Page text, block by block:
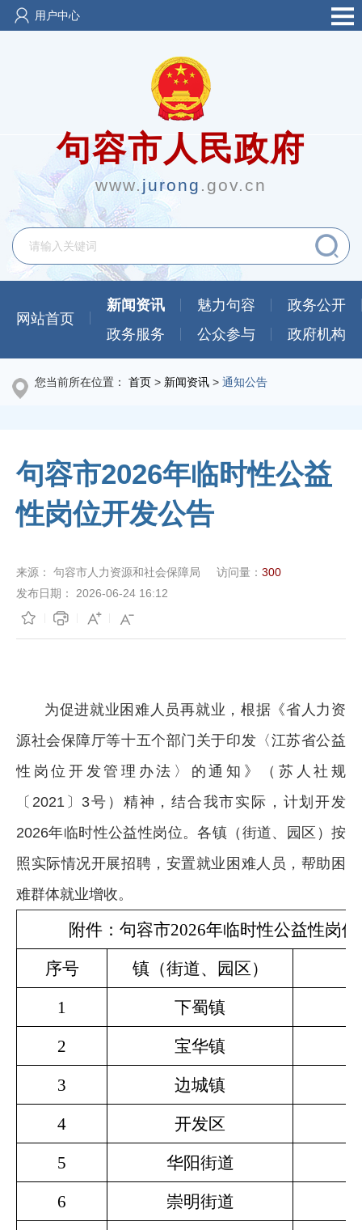
用户中心
句容市人民政府
www.jurong .gov.cn
网站首页
新闻资讯 魅力句容
政务公开
政务服务
公众参与 政府机构
您当前所在位置： 首页 > 新闻资讯 > 通知公告
句容市2026年临时性公益
性岗位开发公告
来源： 句容市人力资源和社会保障局 访问量： 300
发布日期：
2026-06-24 16:12
为促进就业困难人员再就业，根据《省人力资
源社会保障厅等十五个部门关于印发〈江苏省公益
性岗位开发管理办法〉的通知》（苏人社规
〔2021〕3号）精神，结合我市实际，计划开发
2026年临时性公益性岗位。各镇（街道、园区）按
照实际情况开展招聘，安置就业困难人员，帮助困
难群体就业增收。
附件：句容市2026年临时性公益性岗
序号
镇（街道、园区）
1
下蜀镇
2
宝华镇
3
边城镇
4
开发区
5
华阳街道
6
崇明街道